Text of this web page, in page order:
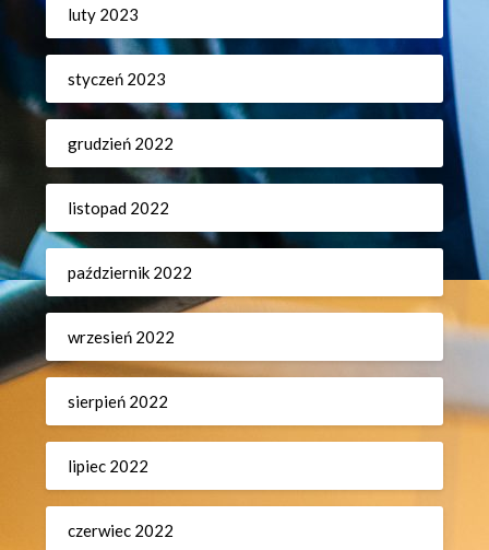
luty 2023
styczeń 2023
grudzień 2022
listopad 2022
październik 2022
wrzesień 2022
sierpień 2022
lipiec 2022
czerwiec 2022